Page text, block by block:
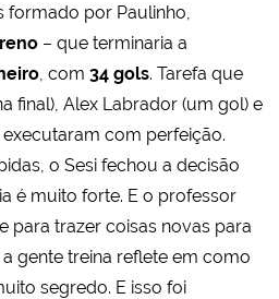
formado por Paulinho,
– que terminaria a
, com 34 gols. Tarefa que
final), Alex Labrador (um gol) e
com perfeição.
o Sesi fechou a decisão
é muito forte. E o professor
para trazer coisas novas para
gente treina reflete em como
segredo. E isso foi